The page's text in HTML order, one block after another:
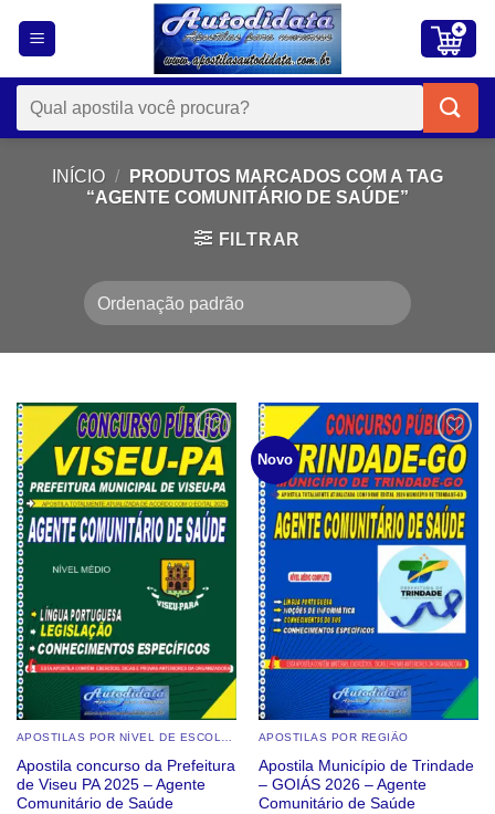
Pesquisar
por:
INÍCIO /
PRODUTOS MARCADOS COM A TAG
“AGENTE COMUNITÁRIO DE SAÚDE”
FILTRAR
Add to
wishlist
Apostila concurso da Prefeitura
de Viseu PA 2025 – Agente
Comunitário de Saúde
Novo
Add to
wishlist
APOSTILAS POR REGIÃO
Apostila Município de Trindade
– GOIÁS 2026 – Agente
Comunitário de Saúde